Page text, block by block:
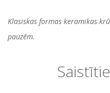
Klasiskas formas keramikas
pauzēm.